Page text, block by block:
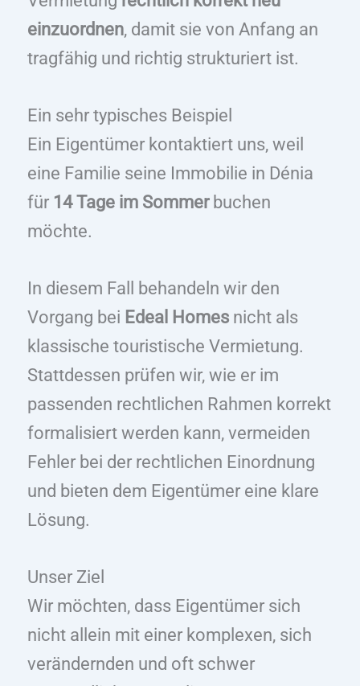
einzuordnen, damit sie von Anfang an
tragfähig und richtig strukturiert ist.
Ein sehr typisches Beispiel
Ein Eigentümer kontaktiert uns, weil
eine Familie seine Immobilie in Dénia
für 14 Tage im Sommerbuchen
möchte.
In diesem Fall behandeln wir den
Vorgang bei Edeal Homesnicht als
klassische touristische Vermietung.
Stattdessen prüfen wir, wie er im
passenden rechtlichen Rahmen korrekt
formalisiert werden kann, vermeiden
Fehler bei der rechtlichen Einordnung
und bieten dem Eigentümer eine klare
Lösung.
Unser Ziel
Wir möchten, dass Eigentümer sich
nicht allein mit einer komplexen, sich
verändernden und oft schwer